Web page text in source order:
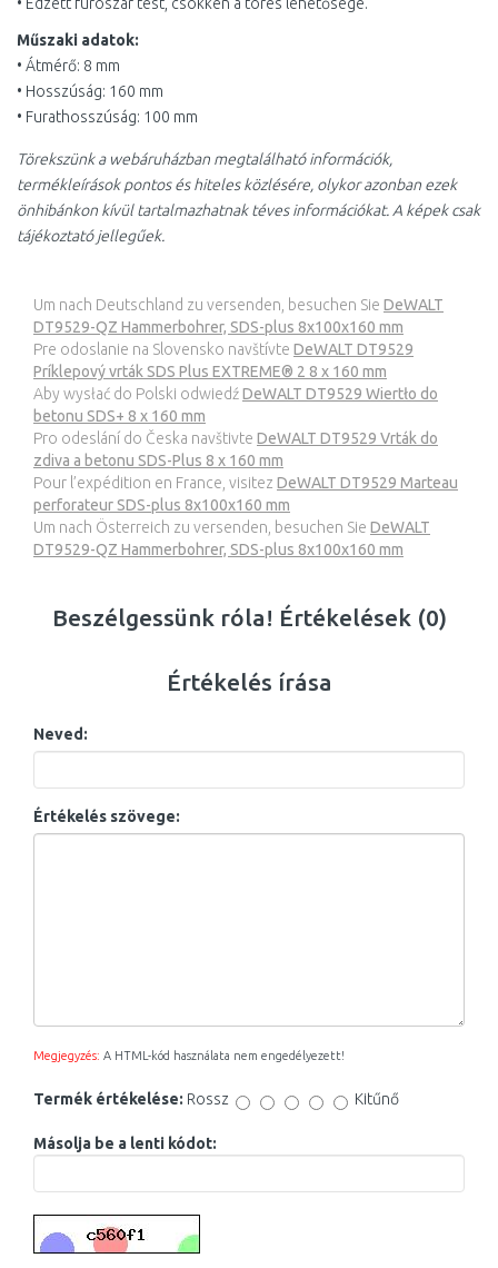
Műszaki adatok:
• Átmérő: 8 mm
• Hosszúság: 160 mm
• Furathosszúság: 100 mm
Törekszünk a webáruházban megtalálható információk,
termékleírások pontos és hiteles közlésére, olykor azonban ezek
önhibánkon kívül tartalmazhatnak téves információkat. A képek csak
tájékoztató jellegűek.
Um nach Deutschland zu versenden, besuchen Sie DeWALT
DT9529-QZ Hammerbohrer, SDS-plus 8x100x160 mm
Pre odoslanie na Slovensko navštívte DeWALT DT9529
Príklepový vrták SDS Plus EXTREME® 2 8 x 160 mm
Aby wysłać do Polski odwiedźDeWALT DT9529 Wiertło do
betonu SDS+ 8 x 160 mm
Pro odeslání do Česka navštivte DeWALT DT9529 Vrták do
zdiva a betonu SDS-Plus 8 x 160 mm
Pour l’expédition en France, visitez DeWALT DT9529 Marteau
perforateur SDS-plus 8x100x160 mm
Um nach Österreich zu versenden, besuchen Sie DeWALT
DT9529-QZ Hammerbohrer, SDS-plus 8x100x160 mm
Beszélgessünk róla! Értékelések (0)
Értékelés írása
Neved:
Értékelés szövege:
Megjegyzés: A HTML-kód használata nem engedélyezett!
Termék értékelése: Rossz Kitűnő
Másolja be a lenti kódot: